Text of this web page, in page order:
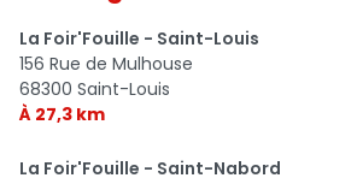
La Foir'Fouille - Saint-Louis
156 Rue de Mulhouse
68300 Saint-Louis
À 27,3 km
La Foir'Fouille - Saint-Nabord